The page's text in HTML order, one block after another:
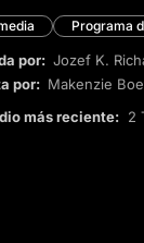
Programa
por: Jozef K.
por: Makenzie
más reciente: 2